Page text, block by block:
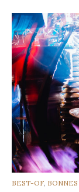
CATEGORIES
BEST-OF